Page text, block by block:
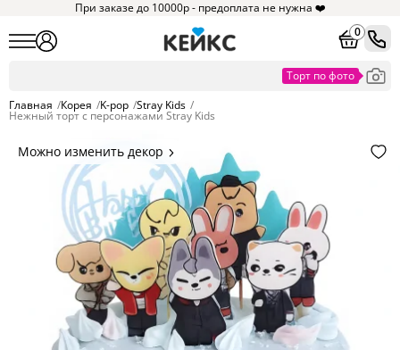
При заказе до 10000р - предоплата не нужна ❤️
0
Главная /Корея /K-pop /Stray Kids /
Нежный торт с персонажами Stray Kids
Можно изменить декор
Цвет покрытия, надписи,
элементы и фигурки.